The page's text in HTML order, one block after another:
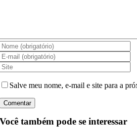
Salve meu nome, e-mail e site para a
Você também pode se interessar